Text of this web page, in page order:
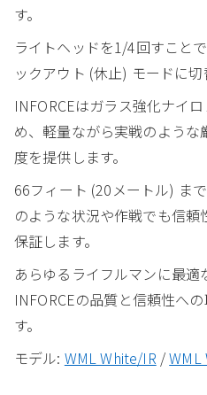
す。
ライトヘッドを1/4回すこと
ックアウト (休止) モードに切
INFORCEはガラス強化ナイ
め、軽量ながら実戦のよう
度を提供します。
66フィート (20メートル) ま
のような状況や作戦でも信
保証します。
あらゆるライフルマンに最適
INFORCEの品質と信頼性へ
す。
モデル: WML White/IR /WML